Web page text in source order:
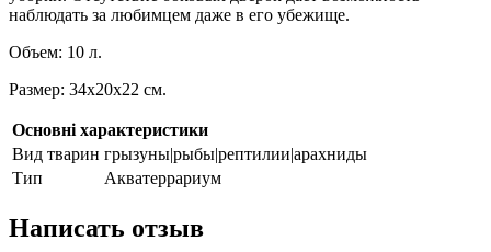
наблюдать за любимцем даже в его убежище.
Объем: 10 л.
Размер: 34х20х22 см.
Основні характеристики
Вид тварин грызуны|рыбы|рептилии|арахниды
Тип
Акватеррариум
Написать отзыв